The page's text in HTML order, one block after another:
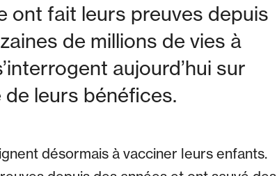
ont fait leurs preuves depuis
de millions de vies à
aujourd’hui sur
leurs bénéfices.
désormais à vacciner leurs enfants.